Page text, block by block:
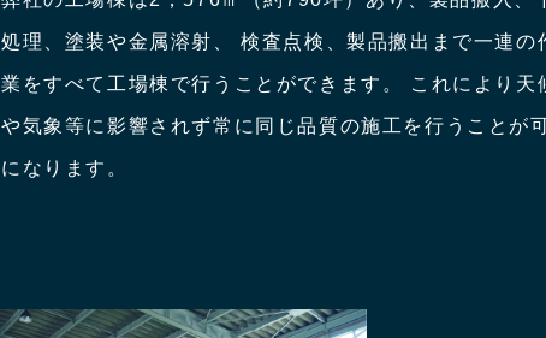
処理、塗装や金属溶射、 検査点検、製品搬出まで一連の
業をすべて工場棟で行うことができます。 これにより天
や気象等に影響されず常に同じ品質の施工を行うことが
になります。